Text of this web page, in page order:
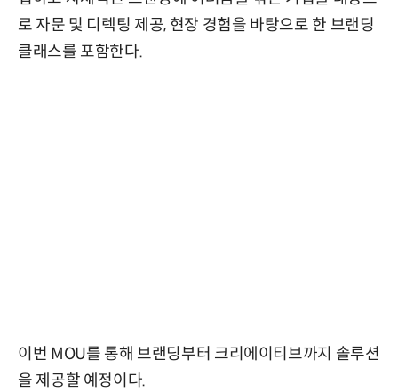
로 자문 및 디렉팅 제공, 현장 경험을 바탕으로 한 브랜딩
클래스를 포함한다.
이번 MOU를 통해 브랜딩부터 크리에이티브까지 솔루션
을 제공할 예정이다.